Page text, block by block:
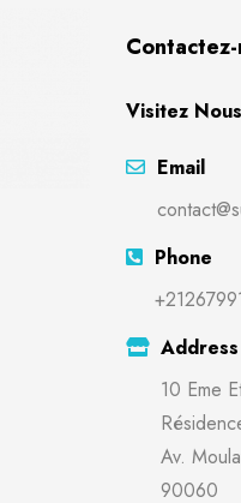
Visitez Nous
Email
Phone
Address
10 Eme
Av.
90060